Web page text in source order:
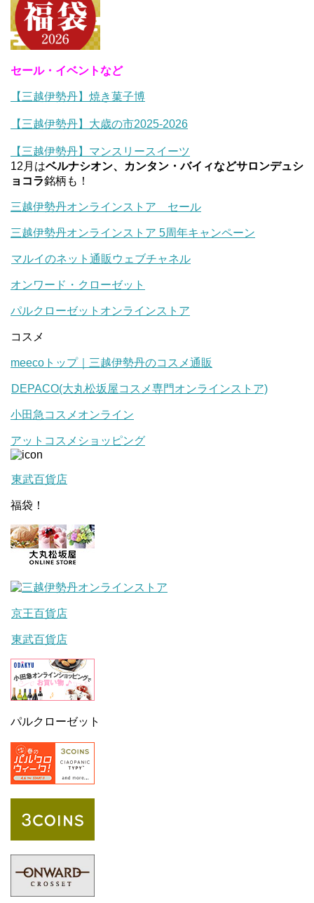
セール・イベントなど
【三越伊勢丹】焼き菓子博
【三越伊勢丹】大歳の市2025-2026
【三越伊勢丹】マンスリースイーツ
12月はベルナシオン、カンタン・バイィなどサロンデュシ
ョコラ銘柄も！
三越伊勢丹オンラインストア セール
三越伊勢丹オンラインストア 5周年キャンペーン
マルイのネット通販ウェブチャネル
オンワード・クローゼット
パルクローゼットオンラインストア
コスメ
meecoトップ｜三越伊勢丹のコスメ通販
DEPACO(大丸松坂屋コスメ専門オンラインストア)
小田急コスメオンライン
アットコスメショッピング
東武百貨店
福袋！
京王百貨店
東武百貨店
パルクローゼット